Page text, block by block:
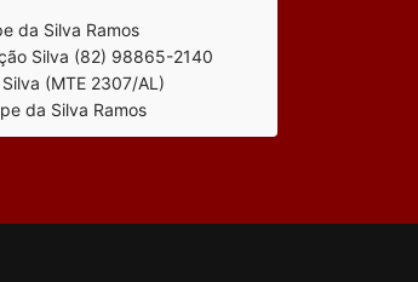
da Silva Ramos
Silva (82) 98865-2140
(MTE 2307/AL)
da Silva Ramos